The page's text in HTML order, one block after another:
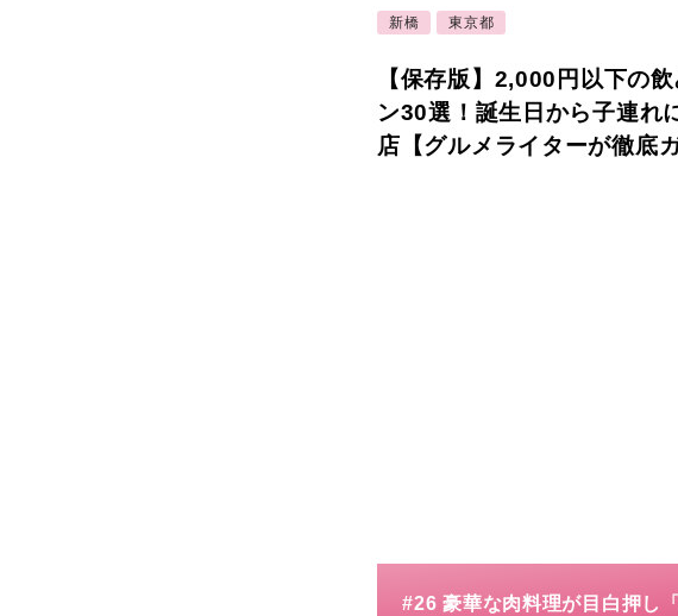
新橋 東京都
【保存版】2,000円以下の
ン30選！誕生日から子連
店【グルメライターが徹底ガ
#26 豪華な肉料理が目白押し